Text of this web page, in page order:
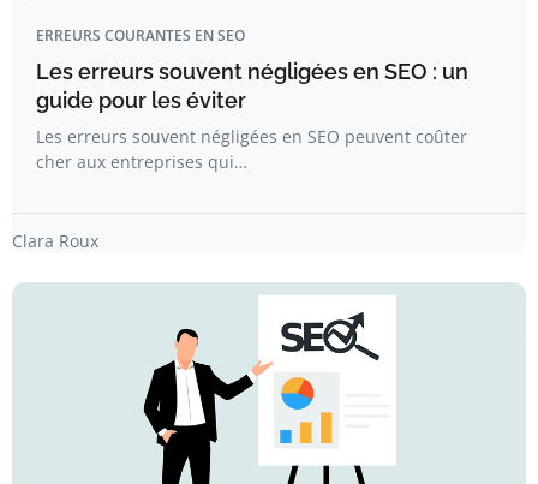
ERREURS COURANTES EN SEO
Les erreurs souvent négligées en SEO : un
guide pour les éviter
Les erreurs souvent négligées en SEO peuvent coûter
cher aux entreprises qui…
Clara Roux